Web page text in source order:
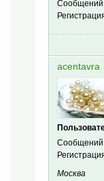
acentavra
Москва